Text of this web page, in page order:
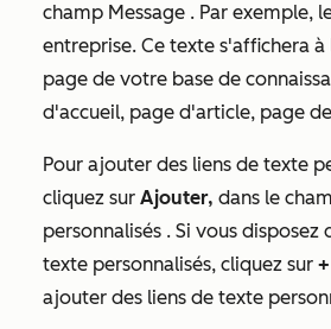
champ Message . Par exemple,
entreprise. Ce texte s'affichera à
page de votre base de
d'accueil, page d'article, page
Pour ajouter des liens de texte
cliquez sur Ajouter, dans le
personnalisés . Si vous disposez
texte personnalisés, cliquez sur
ajouter des liens de texte